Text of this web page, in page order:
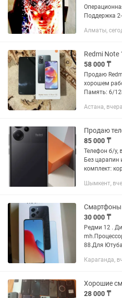
Поддержка
Vision
Алматы,
58 000 ₸
Продаю
хорошем
Память: 6/
камеры,
Астана, вчера
85 000 ₸
Телефон б/у,
Без
комплект:
действует
Шымкент,
Смартфоны
30 000 ₸
Редми 12 .
88.Для
Караганда,
Хорошие
28 000 ₸